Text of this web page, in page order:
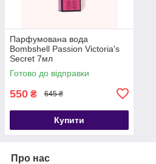
Парфумована вода
Bombshell Passion Victoria's
Secret 7мл
Готово до відправки
550 ₴ 645 ₴
Купити
Про нас